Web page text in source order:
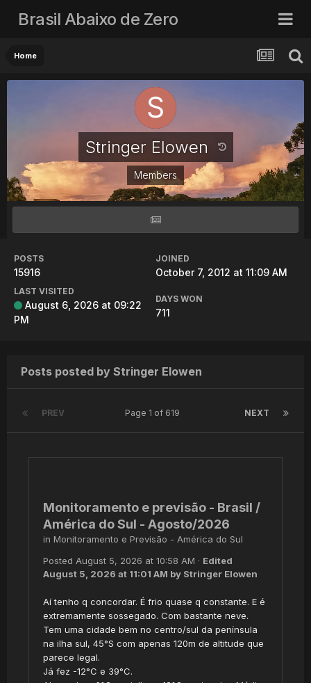
Brasil Abaixo de Zero
Home
Stringer Elowen
Members
POSTS
15916
JOINED
October 7, 2012 at 11:09 AM
LAST VISITED
August 6, 2026 at 09:22
PM
DAYS WON
711
Posts posted by Stringer Elowen
PREV NEXT
Page 1 of 619
Monitoramento e previsão - Brasil /
América do Sul - Agosto/2026
in Monitoramento e Previsão - América do Sul
Posted August 5, 2026 at 10:58 AM · Edited
August 5, 2026 at 11:01 AM by Stringer Elowen
Aí tenho q concordar. É frio quase q constante. E é
extremamente sossegado. Com bastante neve.
Tem uma cidade bem no centro/sul da península
na ilha sul, 45°S com apenas 120m de altitude que
parece legal.
Já fez -12°C e 39°C.